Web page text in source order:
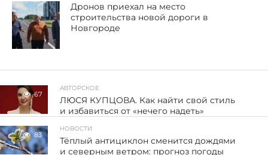
Дронов приехал на место
строительства новой дороги в
Новгороде
67
АВТОРСКОЕ
ЛЮСЯ КУПЦОВА. Как найти свой стиль
и избавиться от «нечего надеть»
83
НОВОСТИ
Тёплый антициклон сменится дождями
и северным ветром: прогноз погоды